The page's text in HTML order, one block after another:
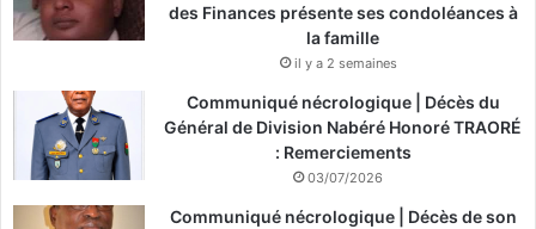
des Finances présente ses condoléances à
la famille
il y a 2 semaines
Communiqué nécrologique | Décès du
Général de Division Nabéré Honoré TRAORÉ
: Remerciements
03/07/2026
Communiqué nécrologique | Décès de son